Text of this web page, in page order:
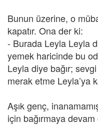
Bunun üzerine, o
kapatır. Ona der ki:
- Burada Leyla Leyla
yemek haricinde bu
Leyla diye bağır;
merak etme Leyla’ya
Aşık genç,
için bağırmaya